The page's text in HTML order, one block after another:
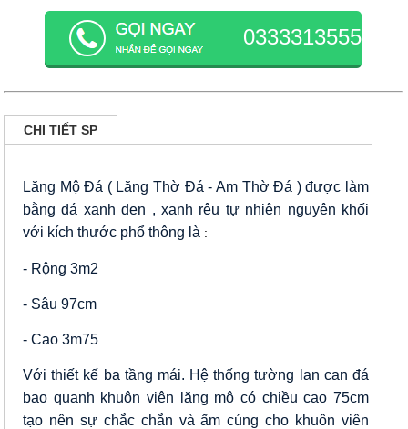
0333313555
CHI TIẾT SP
Lăng Mộ Đá ( Lăng Thờ Đá - Am Thờ Đá ) được làm
bằng đá xanh đen , xanh rêu tự nhiên nguyên khối
với kích thước phổ thông là :
- Rộng 3m2
- Sâu 97cm
- Cao 3m75
Với thiết kế ba tầng mái. Hệ thống tường lan can đá
bao quanh khuôn viên lăng mộ có chiều cao 75cm
tạo nên sự chắc chắn và ấm cúng cho khuôn viên